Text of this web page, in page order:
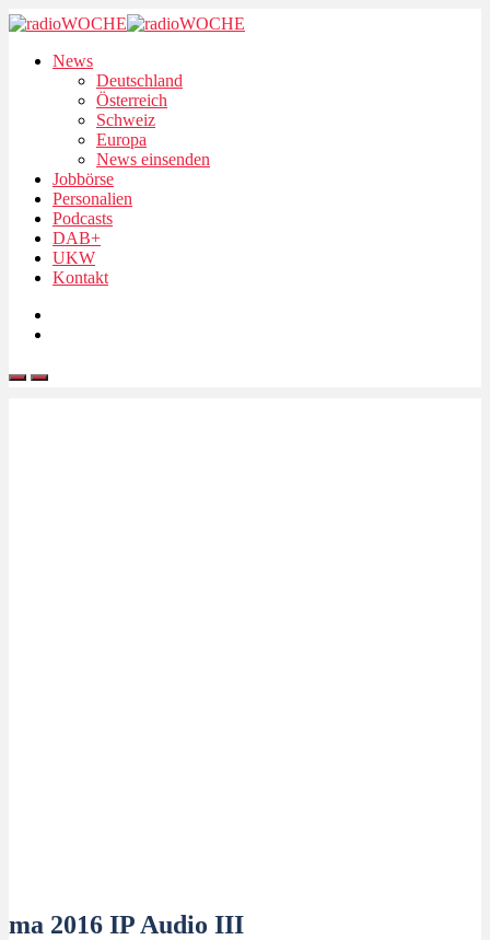
News
Deutschland
Österreich
Schweiz
Europa
News einsenden
Jobbörse
Personalien
Podcasts
DAB+
UKW
Kontakt
ma 2016 IP Audio III